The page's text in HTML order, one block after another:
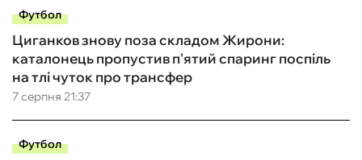
Футбол
7 серпня 21:37
Циганков знову поза складом Жирони:
каталонець пропустив п'ятий спаринг поспіль
на тлі чуток про трансфер
Футбол